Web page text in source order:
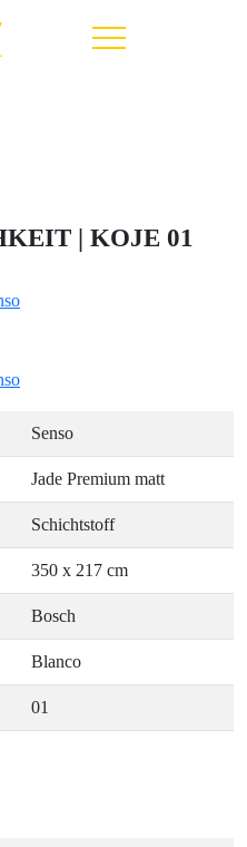
Hauptmenü
| KOJE 01
Senso
Jade Premium matt
Schichtstoff
350 x 217 cm
Bosch
Blanco
01